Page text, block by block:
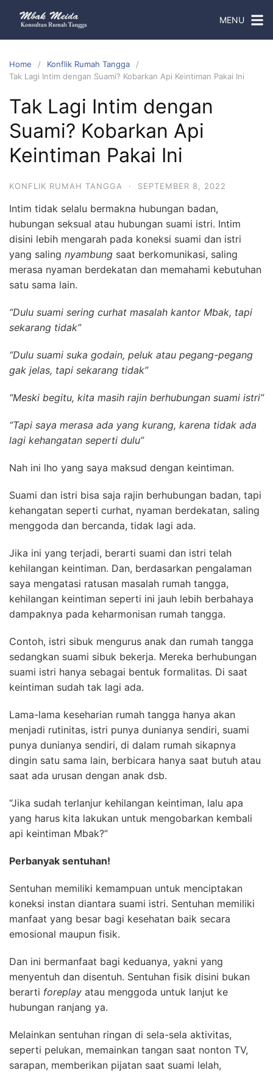
MENU
Home
Konflik Rumah Tangga
Tak Lagi Intim dengan Suami? Kobarkan Api Keintiman Pakai Ini
Tak Lagi Intim dengan
Suami? Kobarkan Api
Keintiman Pakai Ini
KONFLIK RUMAH TANGGA · SEPTEMBER 8, 2022
Intim tidak selalu bermakna hubungan badan,
hubungan seksual atau hubungan suami istri. Intim
disini lebih mengarah pada koneksi suami dan istri
yang saling nyambung saat berkomunikasi, saling
merasa nyaman berdekatan dan memahami kebutuhan
satu sama lain.
“Dulu suami sering curhat masalah kantor Mbak, tapi
sekarang tidak”
“Dulu suami suka godain, peluk atau pegang-pegang
gak jelas, tapi sekarang tidak”
“Meski begitu, kita masih rajin berhubungan suami istri”
“Tapi saya merasa ada yang kurang, karena tidak ada
lagi kehangatan seperti dulu”
Nah ini lho yang saya maksud dengan keintiman.
Suami dan istri bisa saja rajin berhubungan badan, tapi
kehangatan seperti curhat, nyaman berdekatan, saling
menggoda dan bercanda, tidak lagi ada.
Jika ini yang terjadi, berarti suami dan istri telah
kehilangan keintiman. Dan, berdasarkan pengalaman
saya mengatasi ratusan masalah rumah tangga,
kehilangan keintiman seperti ini jauh lebih berbahaya
dampaknya pada keharmonisan rumah tangga.
Contoh, istri sibuk mengurus anak dan rumah tangga
sedangkan suami sibuk bekerja. Mereka berhubungan
suami istri hanya sebagai bentuk formalitas. Di saat
keintiman sudah tak lagi ada.
Lama-lama keseharian rumah tangga hanya akan
menjadi rutinitas, istri punya dunianya sendiri, suami
punya dunianya sendiri, di dalam rumah sikapnya
dingin satu sama lain, berbicara hanya saat butuh atau
saat ada urusan dengan anak dsb.
“Jika sudah terlanjur kehilangan keintiman, lalu apa
yang harus kita lakukan untuk mengobarkan kembali
api keintiman Mbak?”
Perbanyak sentuhan!
Sentuhan memiliki kemampuan untuk menciptakan
koneksi instan diantara suami istri. Sentuhan memiliki
manfaat yang besar bagi kesehatan baik secara
emosional maupun fisik.
Dan ini bermanfaat bagi keduanya, yakni yang
menyentuh dan disentuh. Sentuhan fisik disini bukan
berarti foreplay atau menggoda untuk lanjut ke
hubungan ranjang ya.
Melainkan sentuhan ringan di sela-sela aktivitas,
seperti pelukan, memainkan tangan saat nonton TV,
sarapan, memberikan pijatan saat suami lelah,